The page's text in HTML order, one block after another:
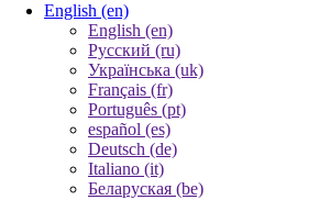
English (en)
English (en)
Русский (ru)
Українська (uk)
Français (fr)
Português (pt)
español (es)
Deutsch (de)
Italiano (it)
Беларуская (be)